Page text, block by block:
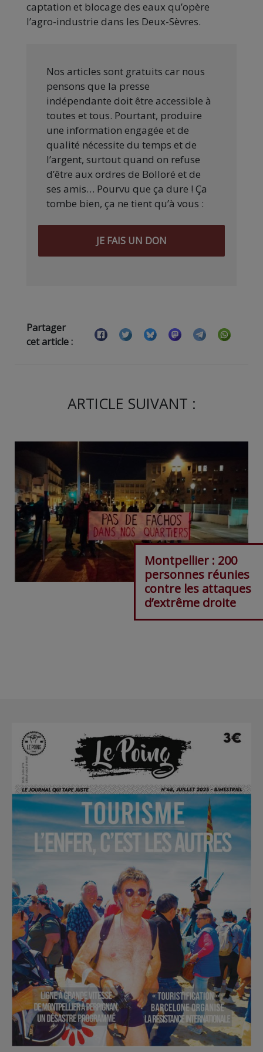
captation et blocage des eaux qu’opère
l’agro-industrie dans les Deux-Sèvres.
Nos articles sont gratuits car nous
pensons que la presse
indépendante doit être accessible à
toutes et tous. Pourtant, produire
une information engagée et de
qualité nécessite du temps et de
l’argent, surtout quand on refuse
d’être aux ordres de Bolloré et de
ses amis… Pourvu que ça dure ! Ça
tombe bien, ça ne tient qu’à vous :
JE FAIS UN DON
Partager
cet article :
ARTICLE SUIVANT :
Montpellier : 200
personnes réunies
contre les attaques
d’extrême droite